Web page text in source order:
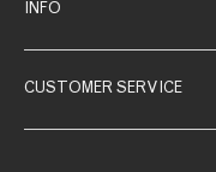
INFO
CUSTOMER SERVICE